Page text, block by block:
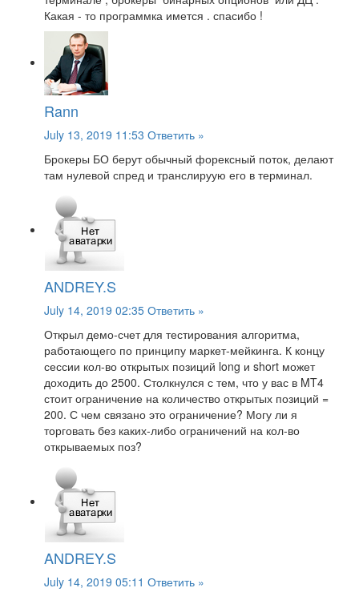
Какая - то программка имется . спасибо !
Rann
July 13, 2019 11:53 Ответить »
Брокеры БО берут обычный форексный поток, делают
там нулевой спред и транслируую его в терминал.
ANDREY.S
July 14, 2019 02:35 Ответить »
Открыл демо-счет для тестирования алгоритма,
работающего по принципу маркет-мейкинга. К концу
сессии кол-во открытых позиций long и short может
доходить до 2500. Столкнулся с тем, что у вас в MT4
стоит ограничение на количество открытых позиций =
200. С чем связано это ограничение? Могу ли я
торговать без каких-либо ограничений на кол-во
открываемых поз?
ANDREY.S
July 14, 2019 05:11 Ответить »